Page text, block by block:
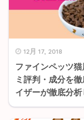
12月 17, 2018
ファインペッツ
ミ評判・成分を
イザーが徹底分